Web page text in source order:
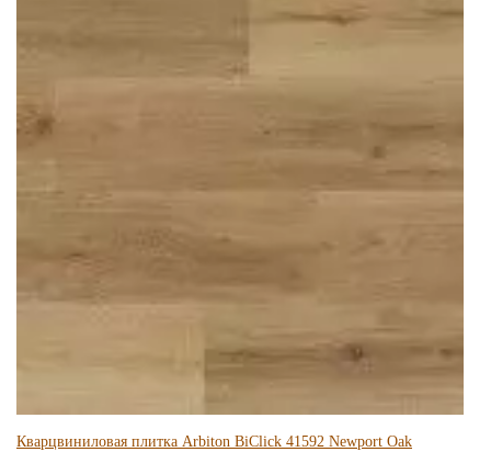
Кварцвиниловая плитка Arbiton BiClick 41592 Newport Oak